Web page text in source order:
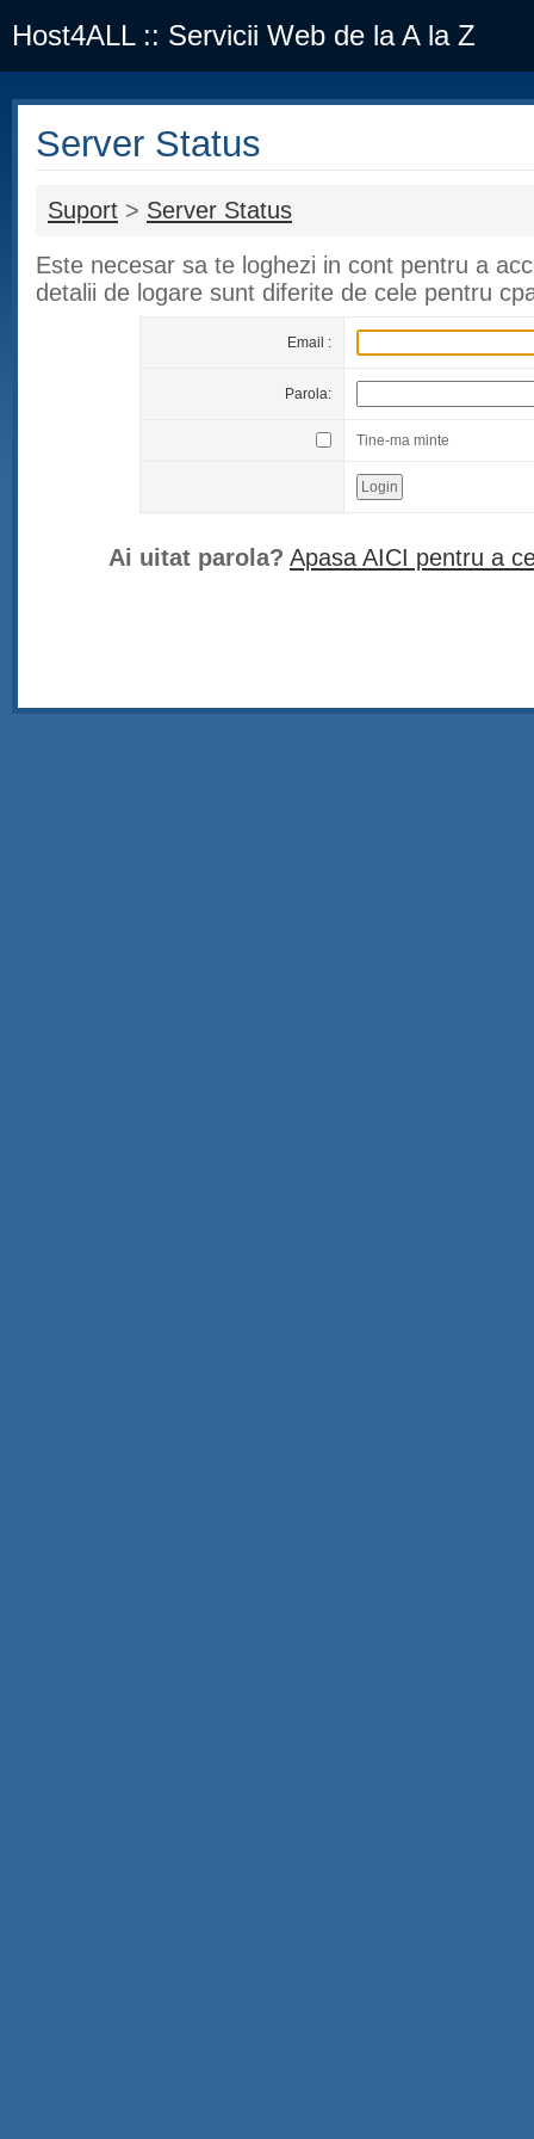
Host4ALL :: Servicii Web de la A la Z
Server Status
Suport > Server Status
Este necesar sa te loghezi in cont pentru a
detalii de logare sunt diferite de cele pentru
Email :
Parola:
Tine-ma minte
Ai uitat parola? Apasa AICI pentru a